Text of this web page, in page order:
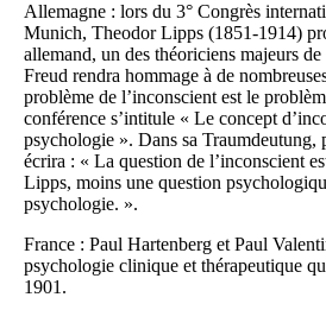
Allemagne : lors du 3° Congrès
Munich, Theodor Lipps (1851-1914)
allemand, un des théoriciens majeurs de
Freud rendra hommage à de
problème de l’inconscient est le
conférence s’intitule « Le concept
psychologie ». Dans sa Traumdeutung,
écrira : « La question de l’inconscient
Lipps, moins une question
psychologie. ».
France : Paul Hartenberg et Paul
psychologie clinique et thérapeutique
1901.